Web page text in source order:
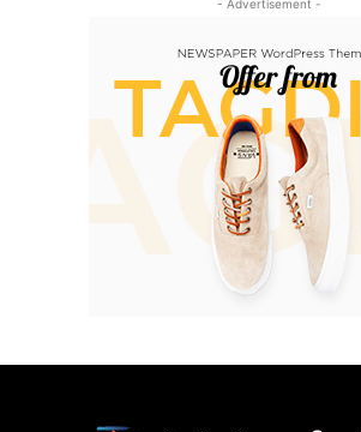
- Advertisement -